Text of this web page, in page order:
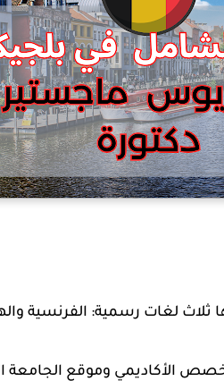
ثلاث لغات رسمية: الفرنسية
الأكاديمي وموقع الجامعة